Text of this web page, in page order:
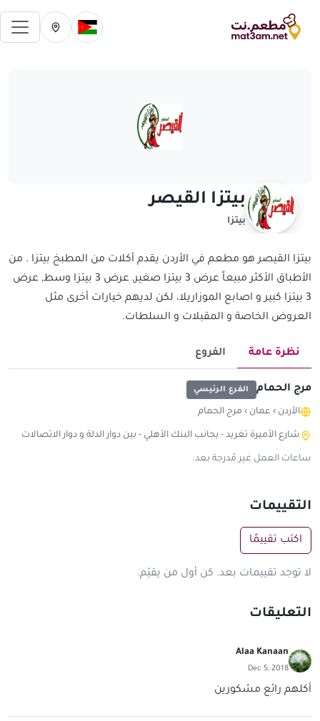
تغيير الدولة الحالية
تغيير المدينة
بيتزا القيصر
بيتزا
بيتزا القيصر هو مطعم في الأردن يقدم أكلات من المطبخ بيتزا . من
الأطباق الأكثر مبيعاً عرض 3 بيتزا صغير, عرض 3 بيتزا وسط, عرض
3 بيتزا كبير و اصابع الموزاريلا، لكن لديهم خيارات أخرى مثل
العروض الخاصة و المقبلات و السلطات.
نظرة عامة الفروع
مرج الحمام الفرع الرئيسي
الأردن › عمان › مرج الحمام
شارع الأميرة تغريد - بجانب البنك الأهلي - بين دوار الدلة و دوار الاتصالات
ساعات العمل غير مُدرجة بعد.
التقييمات
اكتب تقييمًا
لا توجد تقييمات بعد. كن أول من يقيّم.
التعليقات
Alaa Kanaan
Dec 5, 2018
أكلهم رائع مشكورين